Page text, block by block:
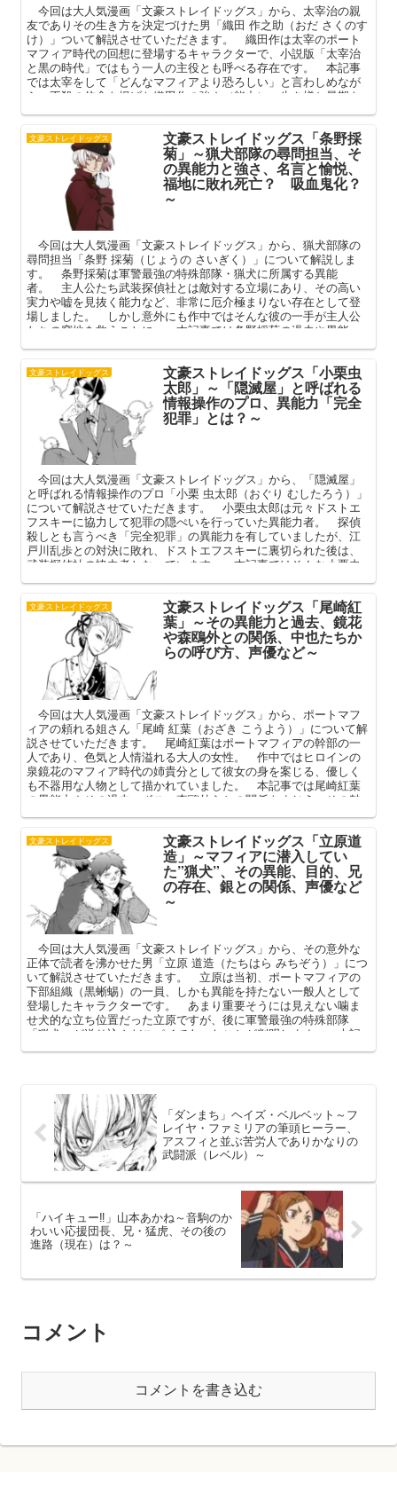
今回は大人気漫画「文豪ストレイドッグス」から、太宰治の親
友でありその生き方を決定づけた男「織田 作之助（おだ さくのす
け）」ついて解説させていただきます。 織田作は太宰のポート
マフィア時代の回想に登場するキャラクターで、小説版「太宰治
と黒の時代」ではもう一人の主役とも呼べる存在です。 本記事
では太宰をして「どんなマフィアより恐ろしい」と言わしめなが
ら、不殺の信念を掲げた織田作の強さ（能力）、生き様と最期を
文豪ストレイドッグス 文豪ストレイドッグス「条野採
菊」～猟犬部隊の尋問担当、そ
の異能力と強さ、名言と愉悦、
福地に敗れ死亡？ 吸血鬼化？
～
今回は大人気漫画「文豪ストレイドッグス」から、猟犬部隊の
尋問担当「条野 採菊（じょうの さいぎく）」について解説しま
す。 条野採菊は軍警最強の特殊部隊・猟犬に所属する異能
者。 主人公たち武装探偵社とは敵対する立場にあり、その高い
実力や嘘を見抜く能力など、非常に厄介極まりない存在として登
場しました。 しかし意外にも作中ではそんな彼の一手が主人公
たちの窮地を救うことに。 本記事では条野採菊の過去や異能
文豪ストレイドッグス 文豪ストレイドッグス「小栗虫
太郎」～「隠滅屋」と呼ばれる
情報操作のプロ、異能力「完全
犯罪」とは？～
今回は大人気漫画「文豪ストレイドッグス」から、「隠滅屋」
と呼ばれる情報操作のプロ「小栗 虫太郎（おぐり むしたろう）」
について解説させていただきます。 小栗虫太郎は元々ドストエ
フスキーに協力して犯罪の隠ぺいを行っていた異能力者。 探偵
殺しとも言うべき「完全犯罪」の異能力を有していましたが、江
戸川乱歩との対決に敗れ、ドストエフスキーに裏切られた後は、
武装探偵社の協力者となっています。 本記事ではそんな小栗虫
文豪ストレイドッグス 文豪ストレイドッグス「尾崎紅
葉」～その異能力と過去、鏡花
や森鴎外との関係、中也たちか
らの呼び方、声優など～
今回は大人気漫画「文豪ストレイドッグス」から、ポートマフ
ィアの頼れる姐さん「尾崎 紅葉（おざき こうよう）」について解
説させていただきます。 尾崎紅葉はポートマフィアの幹部の一
人であり、色気と人情溢れる大人の女性。 作中ではヒロインの
泉鏡花のマフィア時代の姉貴分として彼女の身を案じる、優しく
も不器用な人物として描かれていました。 本記事では尾崎紅葉
の異能力やその過去、ボス・森鴎外らとの関係をまじえ、その魅
文豪ストレイドッグス 文豪ストレイドッグス「立原道
造」～マフィアに潜入してい
た”猟犬”、その異能、目的、兄
の存在、銀との関係、声優など
～
今回は大人気漫画「文豪ストレイドッグス」から、その意外な
正体で読者を沸かせた男「立原 道造（たちはら みちぞう）」につ
いて解説させていただきます。 立原は当初、ポートマフィアの
下部組織（黒蜥蜴）の一員、しかも異能を持たない一般人として
登場したキャラクターです。 あまり重要そうには見えない噛ま
せ犬的な立ち位置だった立原ですが、後に軍警最強の特殊部隊
「猟犬」が送り込んだスパイであったことが判明します。 本記
事では複雑な立ち位置にある立原の過去（兄・与謝野晶子）や銀
「ダンまち」ヘイズ・ベルベット～フ
レイヤ・ファミリアの筆頭ヒーラー、
アスフィと並ぶ苦労人でありかなりの
武闘派（レベル）～
「ハイキュー‼」山本あかね～音駒のか
わいい応援団長、兄・猛虎、その後の
進路（現在）は？～
コメント
コメントを書き込む